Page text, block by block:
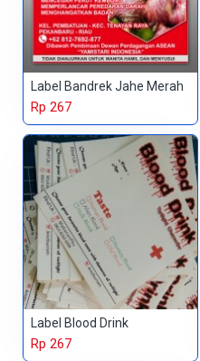
Label Bandrek Jahe Merah
Rp 267
Label Blood Drink
Rp 267